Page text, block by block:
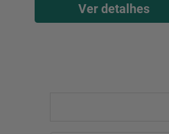
Ver detalhes